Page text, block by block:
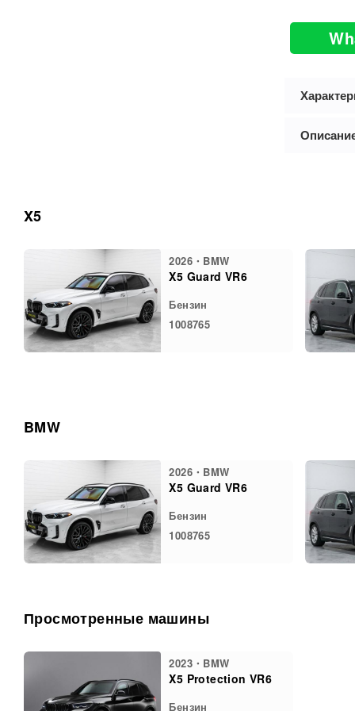
X5
2026・BMW
X5 Guard VR6
Бензин
1008765
BMW
2026・BMW
X5 Guard VR6
Бензин
1008765
Просмотренные машины
2023・BMW
X5 Protection VR6
Бензин